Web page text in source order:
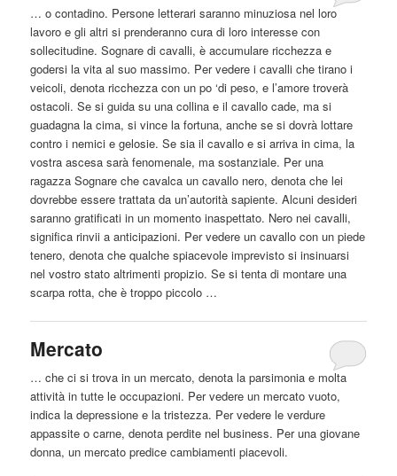
… o contadino. Persone letterari saranno minuziosa nel loro
lavoro e gli altri si prenderanno cura di loro interesse con
sollecitudine. Sognare di cavalli, è accumulare ricchezza e
godersi la vitaal suo massimo. Per vedere i cavalli che tirano i
veicoli, denota ricchezza con un po ‘di peso, e l’amore troverà
ostacoli. Se si guida su una collina e il cavallo cade, ma si
guadagna la cima, si vince la fortuna, anche se si dovrà lottare
contro i nemici e gelosie. Se sia il cavallo e si arriva in cima, la
vostra ascesa sarà fenomenale, ma sostanziale. Per una
ragazza Sognare che cavalca un cavallo nero, denota che lei
dovrebbe essere trattata da un’autorità sapiente. Alcuni desideri
saranno gratificati in un momento inaspettato. Nero nei cavalli,
significa rinvii a anticipazioni. Per vedere un cavallo con un piede
tenero, denota che qualche spiacevole imprevisto si insinuarsi
nel vostro stato altrimenti propizio. Se si tenta di montare una
scarpa rotta, che è troppo piccolo …
Mercato
… che ci si trova in un mercato, denota la parsimonia e molta
attività in tutte le occupazioni. Per vedere un mercato vuoto,
indica la depressione e la tristezza. Per vedere le verdure
appassite ocarne, denota perdite nel business. Per una giovane
donna, un mercato predice cambiamenti piacevoli.